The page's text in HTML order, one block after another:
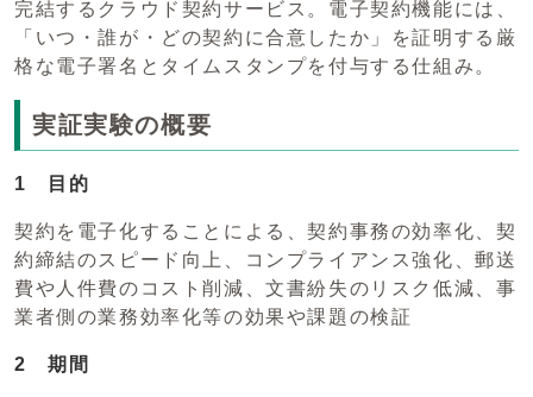
完結するクラウド契約サービス。電子契約機能には、
「いつ・誰が・どの契約に合意したか」を証明する厳
格な電子署名とタイムスタンプを付与する仕組み。
実証実験の概要
1 目的
契約を電子化することによる、契約事務の効率化、契
約締結のスピード向上、コンプライアンス強化、郵送
費や人件費のコスト削減、文書紛失のリスク低減、事
業者側の業務効率化等の効果や課題の検証
2 期間